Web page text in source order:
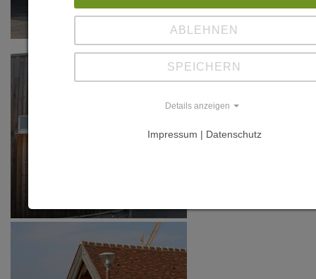
ABLEHNEN
SPEICHERN
Details anzeigen
Impressum | Datenschutz